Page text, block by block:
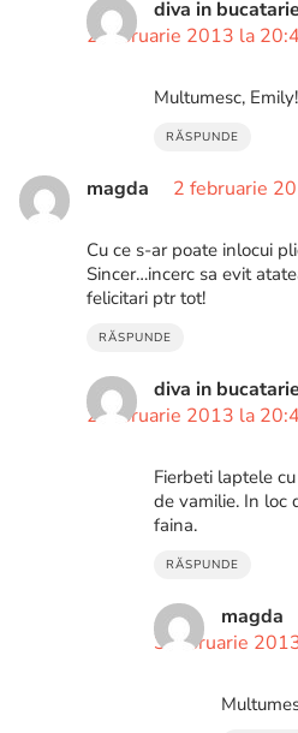
diva in bucatarie
2 februarie 2013 la
Multumesc, Emily!
RĂSPUNDE
magda 2 februarie
Cu ce s-ar poate inlocui
Sincer…incerc sa evit
felicitari ptr tot!
RĂSPUNDE
diva in bucatarie
2 februarie 2013 la
Fierbeti laptele
de vamilie. In loc
faina.
RĂSPUNDE
magda
3 februarie